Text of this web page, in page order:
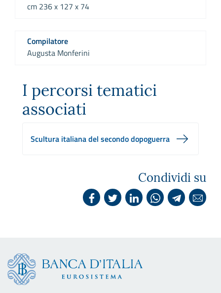
cm 236 x 127 x 74
Compilatore
Augusta Monferini
I percorsi tematici
associati
Scultura italiana del secondo dopoguerra
Condividi su